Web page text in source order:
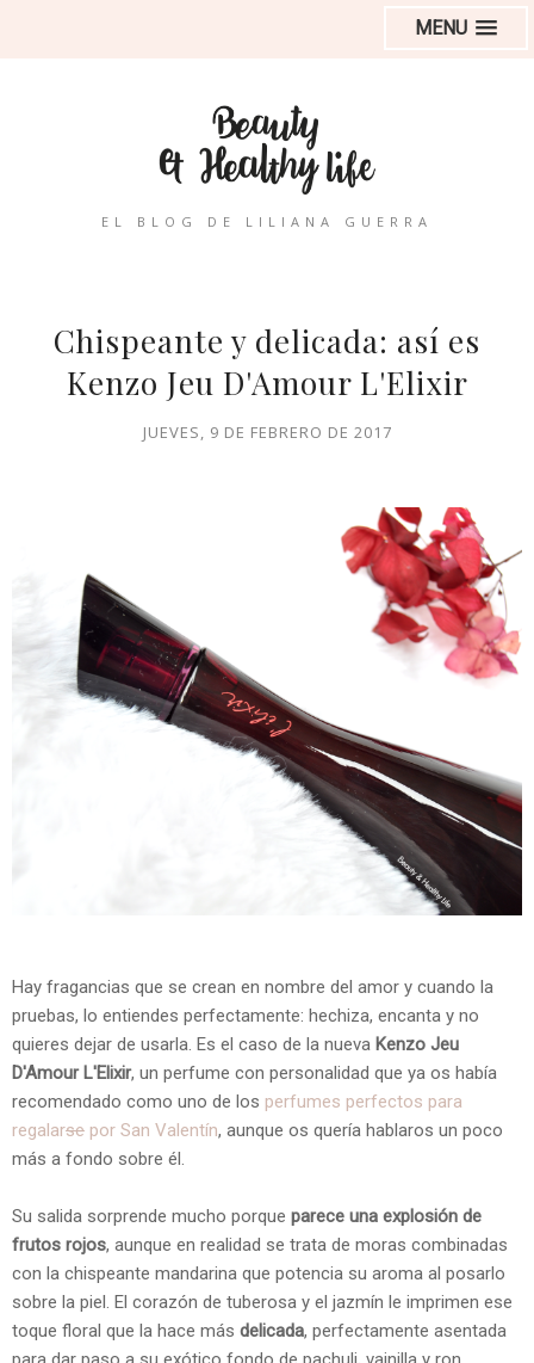
MENU
EL BLOG DE LILIANA GUERRA
Chispeante y delicada: así es
Kenzo Jeu D'Amour L'Elixir
JUEVES, 9 DE FEBRERO DE 2017
Hay fragancias que se crean en nombre del amor y cuando la
pruebas, lo entiendes perfectamente: hechiza, encanta y no
quieres dejar de usarla. Es el caso de la nueva Kenzo Jeu
D'Amour L'Elixir, un perfume con personalidad que ya os había
recomendado como uno de los perfumes perfectos para
regalarse por San Valentín, aunque os quería hablaros un poco
más a fondo sobre él.
Su salida sorprende mucho porque parece una explosión de
frutos rojos, aunque en realidad se trata de moras combinadas
con la chispeante mandarina que potencia su aroma al posarlo
sobre la piel. El corazón de tuberosa y el jazmín le imprimen ese
toque floral que la hace más delicada, perfectamente asentada